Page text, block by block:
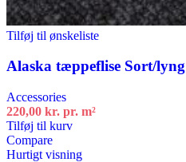
Tilføj til ønskeliste
Alaska tæppeflise Sort/lyng
Accessories
220,00 kr. pr. m²
Tilføj til kurv
Compare
Hurtigt visning